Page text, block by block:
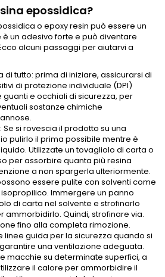
epossidica?
o epoxy resin può essere un
un adesivo forte e può diventare
alcuni passaggi per aiutarvi a
di tutto: prima di iniziare, assicurarsi di
di protezione individuale (DPI)
e occhiali di sicurezza, per
sostanze chimiche
si rovescia il prodotto su una
pulirlo il prima possibile mentre è
Utilizzate un tovagliolo di carta o
per assorbire quanta più resina
a non spargerla ulteriormente.
essere pulite con solventi come
Immergere un panno
di carta nel solvente e strofinarlo
ammorbidirlo. Quindi, strofinare via.
fino alla completa rimozione.
linee guida per la sicurezza quando si
una ventilazione adeguata.
macchie su determinate superfici, a
il calore per ammorbidire il